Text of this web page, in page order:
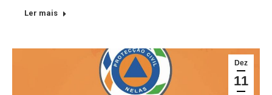
Ler mais
Dez
11